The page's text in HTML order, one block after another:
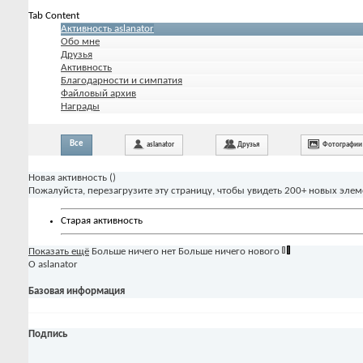
Tab Content
Активность aslanator
Обо мне
Друзья
Активность
Благодарности и симпатия
Файловый архив
Награды
Все aslanator Друзья Фотографии
Новая активность ()
Пожалуйста, перезагрузите эту страницу, чтобы увидеть 200+ новых
Старая активность
Показать ещё Больше ничего нет Больше ничего нового
О aslanator
Базовая информация
Подпись